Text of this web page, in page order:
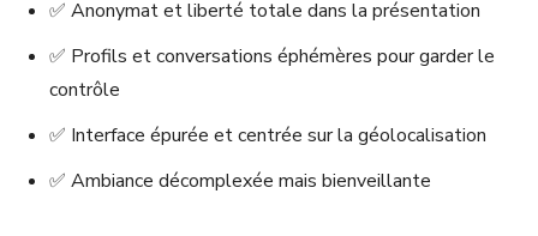
✅ Anonymat et liberté totale dans la présentation
✅ Profils et conversations éphémères pour garder le
contrôle
✅ Interface épurée et centrée sur la géolocalisation
✅ Ambiance décomplexée mais bienveillante